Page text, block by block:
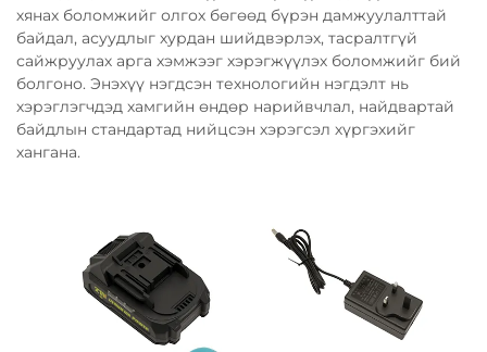
хянах боломжийг олгох бөгөөд бүрэн дамжуулалттай
байдал, асуудлыг хурдан шийдвэрлэх, тасралтгүй
сайжруулах арга хэмжээг хэрэгжүүлэх боломжийг бий
болгоно. Энэхүү нэгдсэн технологийн нэгдэлт нь
хэрэглэгчдэд хамгийн өндөр нарийвчлал, найдвартай
байдлын стандартад нийцсэн хэрэгсэл хүргэхийг
хангана.